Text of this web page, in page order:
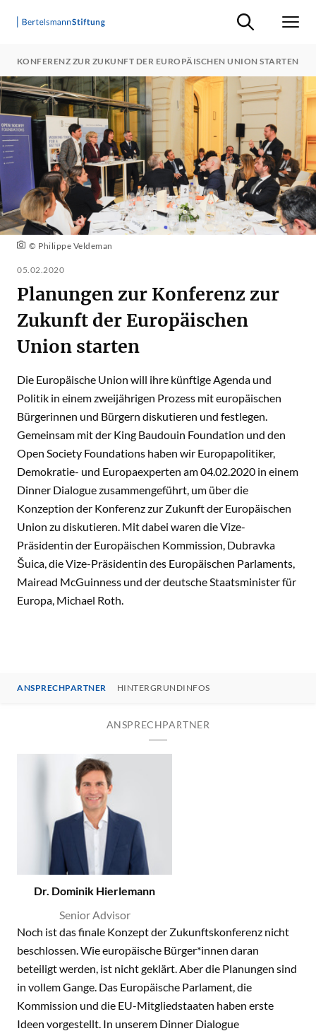
Suche ein-/
KONFERENZ ZUR ZUKUNFT DER EUROPÄISCHEN UNION STARTEN
© Philippe Veldeman
05.02.2020
Planungen zur Konferenz zur
Zukunft der Europäischen
Union starten
Die Europäische Union will ihre künftige Agenda und
Politik in einem zweijährigen Prozess mit europäischen
Bürgerinnen und Bürgern diskutieren und festlegen.
Gemeinsam mit der King Baudouin Foundation und den
Open Society Foundations haben wir Europapolitiker,
Demokratie- und Europaexperten am 04.02.2020 in einem
Dinner Dialogue zusammengeführt, um über die
Konzeption der Konferenz zur Zukunft der Europäischen
Union zu diskutieren. Mit dabei waren die Vize-
Präsidentin der Europäischen Kommission, Dubravka
Šuica, die Vize-Präsidentin des Europäischen Parlaments,
Mairead McGuinness und der deutsche Staatsminister für
Europa, Michael Roth.
ANSPRECHPARTNER HINTERGRUNDINFOS
ANSPRECHPARTNER
Dr. Dominik Hierlemann
Senior Advisor
Noch ist das finale Konzept der Zukunftskonferenz nicht
beschlossen. Wie europäische Bürger*innen daran
beteiligt werden, ist nicht geklärt. Aber die Planungen sind
in vollem Gange. Das Europäische Parlament, die
Kommission und die EU-Mitgliedstaaten haben erste
Ideen vorgestellt. In unserem Dinner Dialogue